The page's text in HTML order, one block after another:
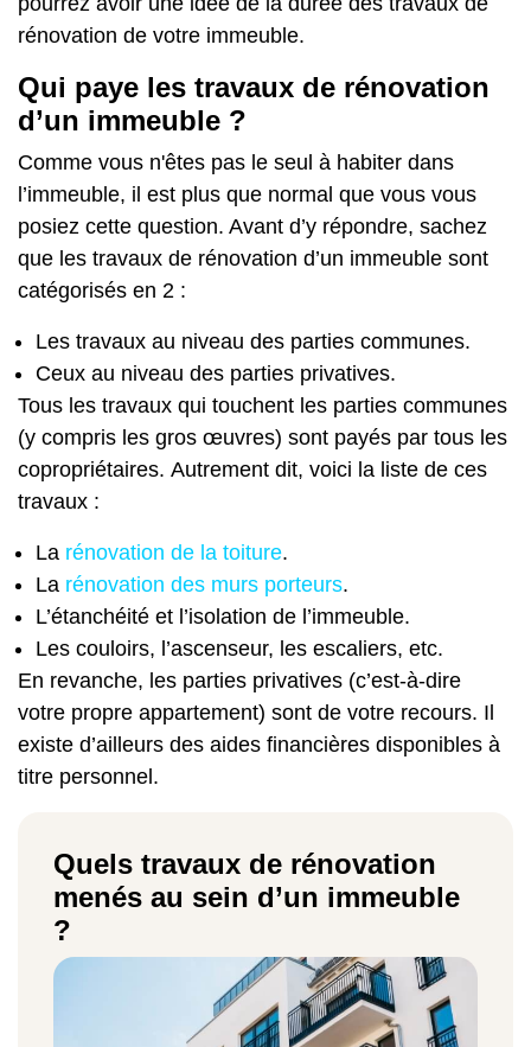
rénovation de votre immeuble.
Qui paye les travaux de rénovation
d’un immeuble ?
Comme vous n'êtes pas le seul à habiter dans
l’immeuble, il est plus que normal que vous vous
posiez cette question. Avant d’y répondre, sachez
que les travaux de rénovation d’un immeuble sont
catégorisés en 2 :
Les travaux au niveau des parties communes.
Ceux au niveau des parties privatives.
Tous les travaux qui touchent les parties communes
(y compris les gros œuvres) sont payés par tous les
copropriétaires. Autrement dit, voici la liste de ces
travaux :
La rénovation de la toiture.
La rénovation des murs porteurs.
L’étanchéité et l’isolation de l’immeuble.
Les couloirs, l’ascenseur, les escaliers, etc.
En revanche, les parties privatives (c’est-à-dire
votre propre appartement) sont de votre recours. Il
existe d’ailleurs des aides financières disponibles à
titre personnel.
Quels travaux de rénovation
menés au sein d’un immeuble
?